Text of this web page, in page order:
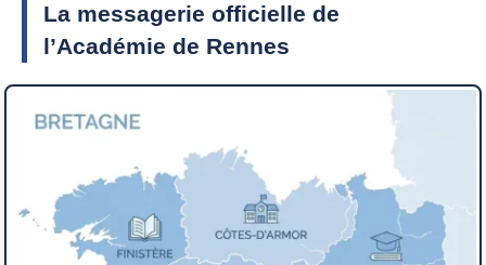
La messagerie officielle de
l’Académie de Rennes